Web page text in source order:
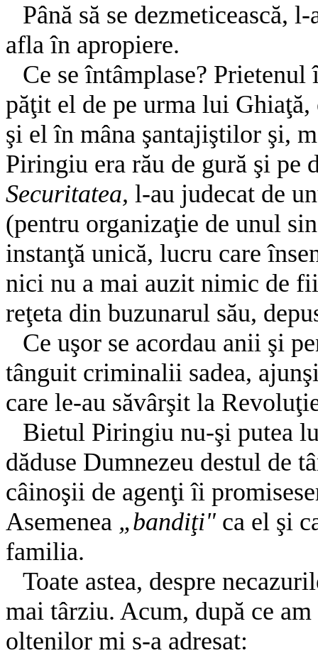
Până să se dezmeticească,
afla în apropiere.
Ce se întâmplase?
păţit el de pe urma lui Ghiaţă,
şi el în mâna şantajiştilor şi,
Piringiu era rău de gură şi pe
Securitatea, l-au judecat de
(pentru organizaţie de unul
instanţă unică, lucru care
nici nu a mai auzit nimic de
reţeta din buzunarul său,
Ce uşor se acordau anii şi
tânguit criminalii sadea,
care le-au săvârşit la
Bietul Piringiu nu-şi putea
dăduse Dumnezeu destul de
câinoşii de agenţi îi
Asemenea „bandiţi" ca el şi
familia.
Toate astea, despre
mai târziu. Acum, după ce
oltenilor mi s-a adresat: